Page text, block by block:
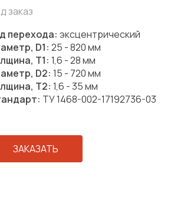
заказ
перехода: эксцентрический
D1: 25 - 820 мм
T1: 1,6 - 28 мм
D2: 15 - 720 мм
T2: 1,6 - 35 мм
ТУ 1468-002-17192736-03
ЗАКАЗАТЬ